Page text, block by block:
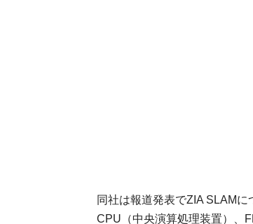
同社は報道発表でZIA SLAM
CPU（中央演算処理装置）、